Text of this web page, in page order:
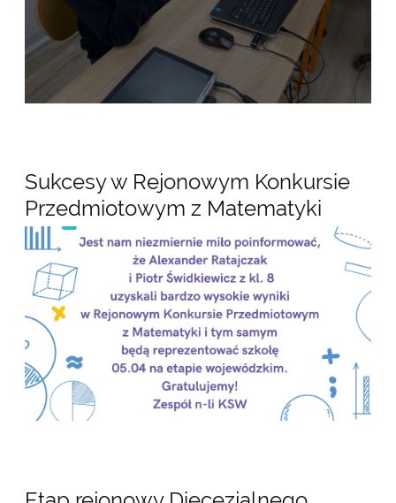
Sukcesy w Rejonowym Konkursie
Przedmiotowym z Matematyki